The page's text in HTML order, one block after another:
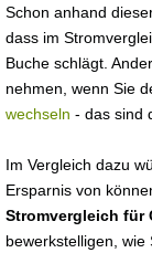
Schon anhand
dass im
Buche schlägt.
nehmen, wenn Sie
wechseln - das sind
Im Vergleich dazu
Ersparnis von
Stromvergleich für
bewerkstelligen, wie